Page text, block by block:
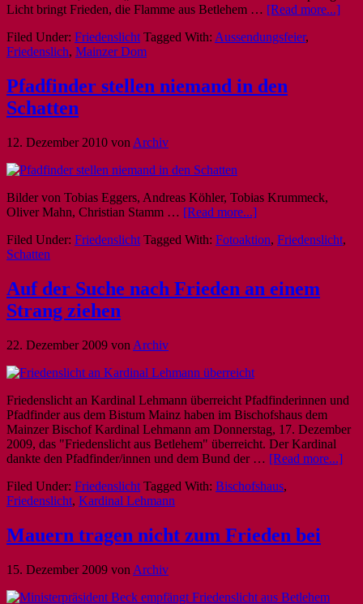
Licht bringt Frieden, die Flamme aus Betlehem … [Read more...]
Filed Under: Friedenslicht Tagged With: Aussendungsfeier,
Friedenslich, Mainzer Dom
Pfadfinder stellen niemand in den
Schatten
12. Dezember 2010 von Archiv
Bilder von Tobias Eggers, Andreas Köhler, Tobias Krummeck,
Oliver Mahn, Christian Stamm … [Read more...]
Filed Under: Friedenslicht Tagged With: Fotoaktion, Friedenslicht,
Schatten
Auf der Suche nach Frieden an einem
Strang ziehen
22. Dezember 2009 von Archiv
Friedenslicht an Kardinal Lehmann überreicht Pfadfinderinnen und
Pfadfinder aus dem Bistum Mainz haben im Bischofshaus dem
Mainzer Bischof Kardinal Lehmann am Donnerstag, 17. Dezember
2009, das "Friedenslicht aus Betlehem" überreicht. Der Kardinal
dankte den Pfadfinder/innen und dem Bund der … [Read more...]
Filed Under: Friedenslicht Tagged With: Bischofshaus,
Friedenslicht, Kardinal Lehmann
Mauern tragen nicht zum Frieden bei
15. Dezember 2009 von Archiv